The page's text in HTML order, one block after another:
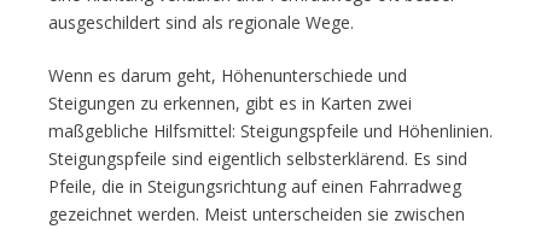
ausgeschildert sind als regionale Wege.
Wenn es darum geht, Höhenunterschiede und
Steigungen zu erkennen, gibt es in Karten zwei
maßgebliche Hilfsmittel: Steigungspfeile und Höhenlinien.
Steigungspfeile sind eigentlich selbsterklärend. Es sind
Pfeile, die in Steigungsrichtung auf einen Fahrradweg
gezeichnet werden. Meist unterscheiden sie zwischen